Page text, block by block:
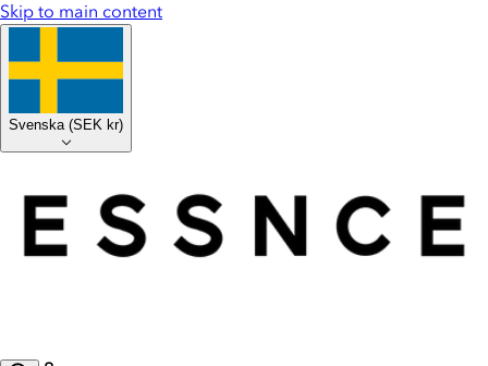
Skip to main content
Svenska (SEK kr)